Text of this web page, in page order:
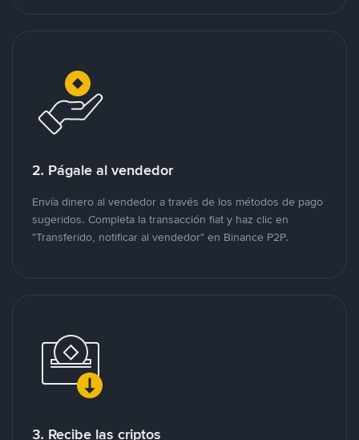
2. Págale al vendedor
Envía dinero al vendedor a través de los métodos de pago
sugeridos. Completa la transacción fiat y haz clic en
"Transferido, notificar al vendedor" en Binance P2P.
3. Recibe las criptos